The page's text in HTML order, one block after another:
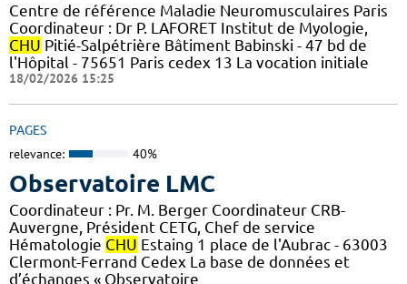
Centre de référence Maladie Neuromusculaires Paris
Coordinateur : Dr P. LAFORET Institut de Myologie,
CHU Pitié-Salpétrière Bâtiment Babinski - 47 bd de
l'Hôpital - 75651 Paris cedex 13 La vocation initiale
18/02/2026 15:25
PAGES
relevance: 40%
Observatoire LMC
Coordinateur : Pr. M. Berger Coordinateur CRB-
Auvergne, Président CETG, Chef de service
Hématologie CHU Estaing 1 place de l'Aubrac - 63003
Clermont-Ferrand Cedex La base de données et
d’échanges « Observatoire